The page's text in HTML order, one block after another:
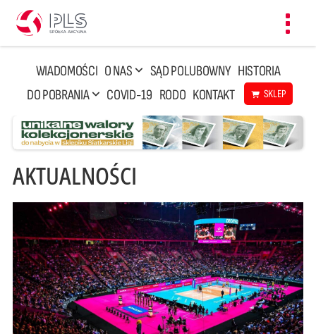
WIADOMOŚCI O NAS SĄD POLUBOWNY HISTORIA
DO POBRANIA
COVID-19 RODO KONTAKT SKLEP
AKTUALNOŚCI